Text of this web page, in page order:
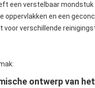
een verstelbaar
oppervlakken en een
voor verschillende
:
ontwerp van